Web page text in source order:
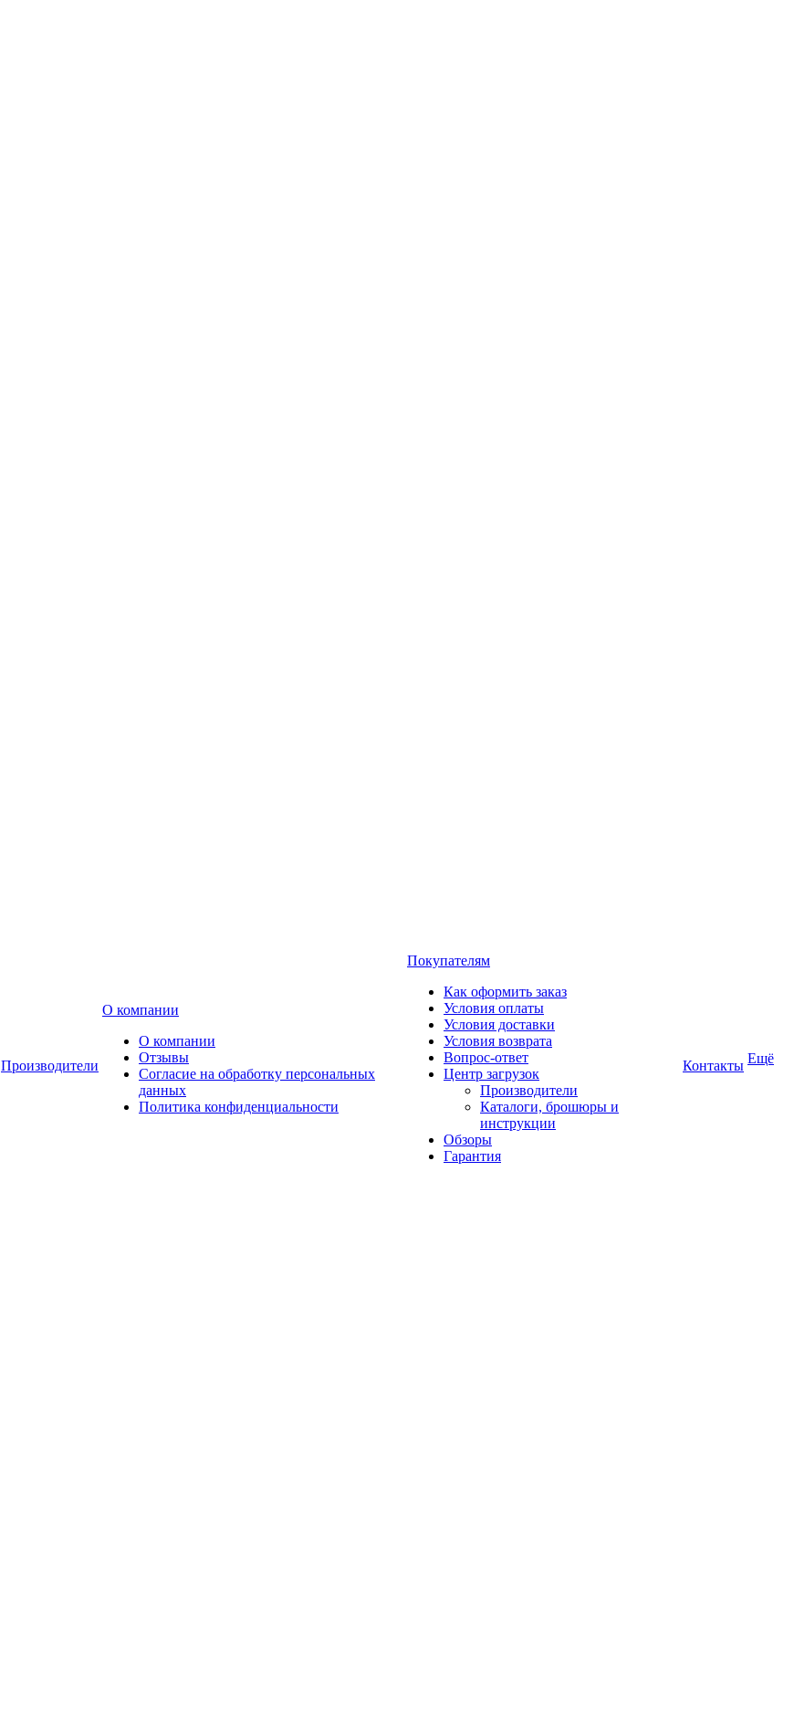
Производители
О компании
О компании
Отзывы
Согласие на обработку персональных
данных
Политика конфиденциальности
Покупателям
Как оформить заказ
Условия оплаты
Условия доставки
Условия возврата
Вопрос-ответ
Центр загрузок
Производители
Каталоги, брошюры и
инструкции
Обзоры
Гарантия
Контакты Ещё